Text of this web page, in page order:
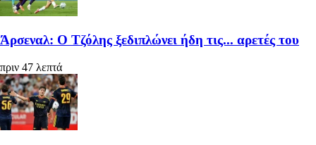
Άρσεναλ: Ο Τζόλης ξεδιπλώνει ήδη τις... αρετές του
πριν 47 λεπτά